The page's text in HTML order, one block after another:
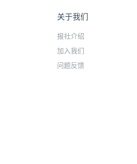
关于我们
报社介绍
加入我们
问题反馈